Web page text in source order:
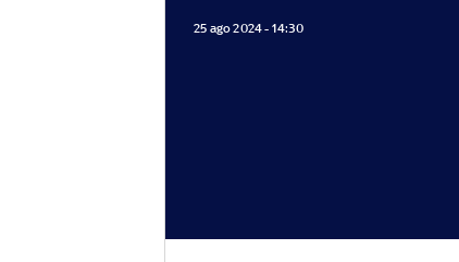
25 ago 2024 - 14:30